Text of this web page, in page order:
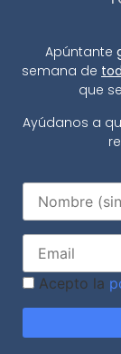
Apúntante
semana de
que
Ayúdanos a
Acepto la